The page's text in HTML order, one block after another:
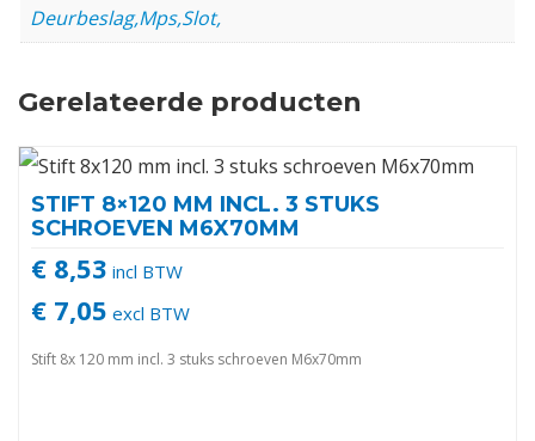
Deurbeslag,Mps,Slot,
Gerelateerde producten
STIFT 8×120 MM INCL. 3 STUKS
SCHROEVEN M6X70MM
€ 8,53 incl BTW
€ 7,05 excl BTW
Stift 8x 120 mm incl. 3 stuks schroeven M6x70mm